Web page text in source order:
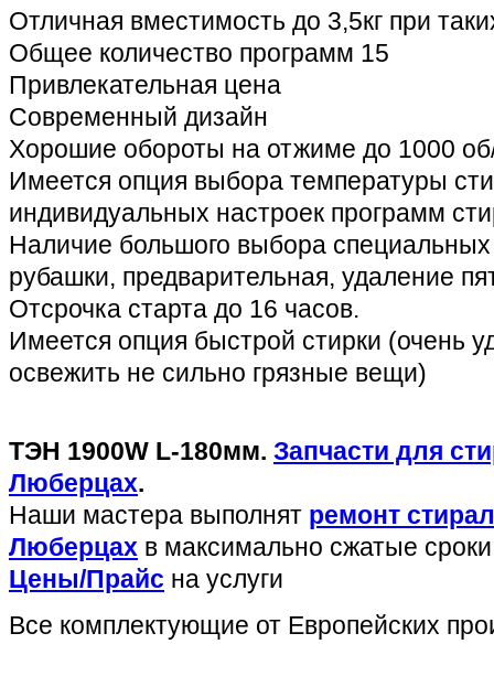
Отличная вместимость до 3,5кг при
Общее количество программ 15
Привлекательная цена
Современный дизайн
Хорошие обороты на отжиме до 1000
Имеется опция выбора температуры
индивидуальных настроек программ
Наличие большого выбора
рубашки, предварительная, удаление
Отсрочка старта до 16 часов.
Имеется опция быстрой стирки (очень
освежить не сильно грязные вещи)
ТЭН 1900W L-180мм. Запчасти для
Люберцах.
Наши мастера выполнят ремонт
Люберцах в максимально сжатые
Цены/Прайс на услуги
Все комплектующие от Европейских